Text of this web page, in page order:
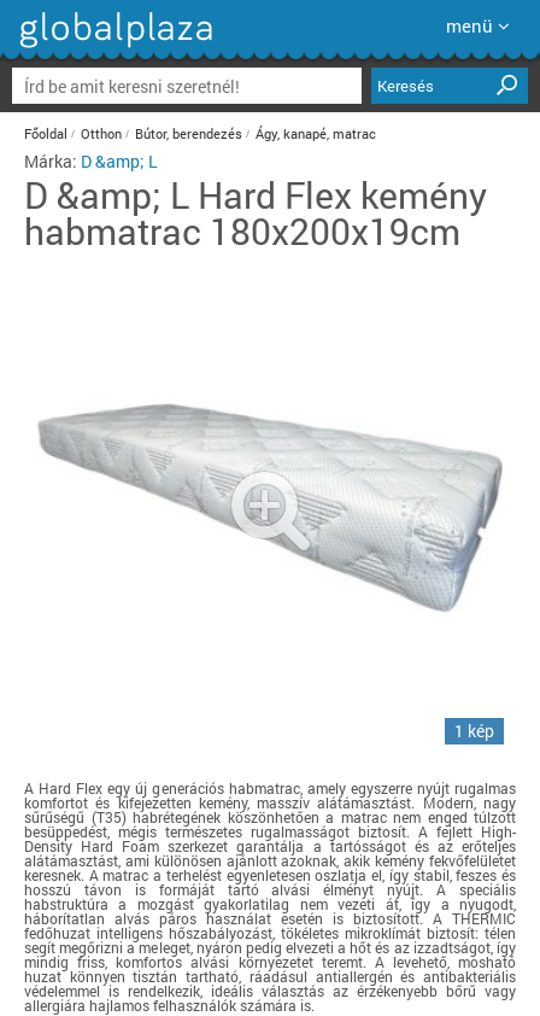
menü
Keresés
Főoldal Otthon Bútor, berendezés Ágy, kanapé, matrac
Márka: D &amp; L
D &amp; L Hard Flex kemény
habmatrac 180x200x19cm
1 kép
A Hard Flex egy új generációs habmatrac, amely egyszerre nyújt rugalmas
komfortot és kifejezetten kemény, masszív alátámasztást. Modern, nagy
sűrűségű (T35) habrétegének köszönhetően a matrac nem enged túlzott
besüppedést, mégis természetes rugalmasságot biztosít. A fejlett High-
Density Hard Foam szerkezet garantálja a tartósságot és az erőteljes
alátámasztást, ami különösen ajánlott azoknak, akik kemény fekvőfelületet
keresnek. A matrac a terhelést egyenletesen oszlatja el, így stabil, feszes és
hosszú távon is formáját tartó alvási élményt nyújt. A speciális
habstruktúra a mozgást gyakorlatilag nem vezeti át, így a nyugodt,
háborítatlan alvás páros használat esetén is biztosított. A THERMIC
fedőhuzat intelligens hőszabályozást, tökéletes mikroklímát biztosít: télen
segít megőrizni a meleget, nyáron pedig elvezeti a hőt és az izzadtságot, így
mindig friss, komfortos alvási környezetet teremt. A levehető, mosható
huzat könnyen tisztán tartható, ráadásul antiallergén és antibakteriális
védelemmel is rendelkezik, ideális választás az érzékenyebb bőrű vagy
allergiára hajlamos felhasználók számára is.